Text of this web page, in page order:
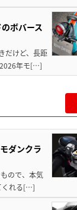
ボバース
だけど、長距
2026年モ[…]
ダンクラ
ので、本気
くれる[…]